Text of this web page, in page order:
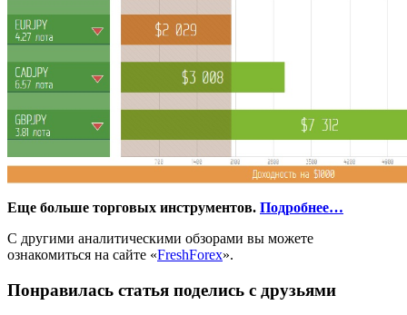
Еще больше торговых инструментов. Подробнее…
С другими аналитическими обзорами вы можете
ознакомиться на сайте «FreshForex».
Понравилась статья поделись с друзьями